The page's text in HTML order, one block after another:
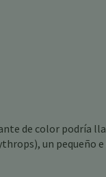
de color podría
un pequeño